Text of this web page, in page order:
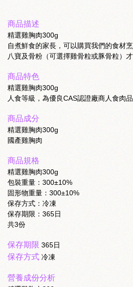
商品描述
精選雞胸肉300g
自煮鮮食的家長，可以購買我們的食材
八寶及骨粉（可選擇雞骨粒或豚骨粒）才
商品特色
精選雞胸肉300g
人食等級，為優良CAS認證廠商人食肉品
商品成分
精選雞胸肉300g
國產雞胸肉
商品規格
精選雞胸肉300g
包裝重量：300±10%
固形物重量：300±10%
保存方式：冷凍
保存期限：365日
共3份
保存期限 365日
保存方式 冷凍
營養成份分析